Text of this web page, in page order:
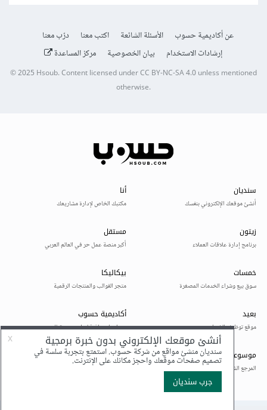
عن أكاديمية حسوب الأسئلة الشائعة اكتب معنا
درّب معنا
إرشادات الاستخدام
بيان الخصوصية مركز المساعدة
© 2025Hsoub.Content licensed underCC BY-NC-SA 4.0unless mentioned
otherwise.